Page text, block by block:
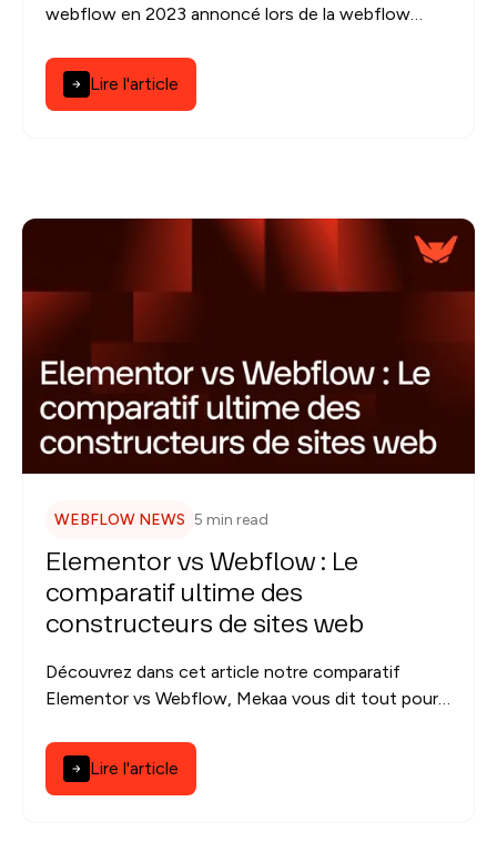
webflow en 2023 annoncé lors de la webflow
localisation, et bien d'autres nouveautés.
Lire l'article
WEBFLOW NEWS 5 min read
Elementor vs Webflow : Le
comparatif ultime des
constructeurs de sites web
Découvrez dans cet article notre comparatif
Elementor vs Webflow, Mekaa vous dit tout pour
constructeur de site correspond le mieux à votre
projet web
Lire l'article